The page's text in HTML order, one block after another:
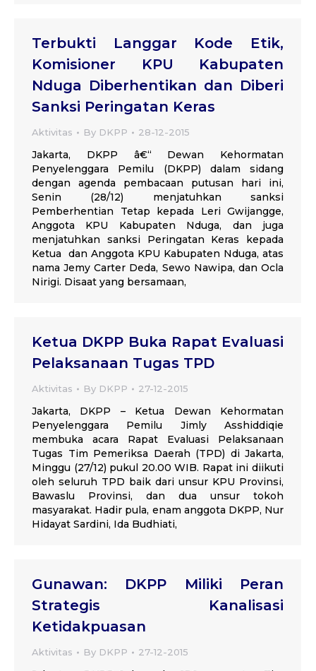
Terbukti Langgar Kode Etik,
Komisioner KPU Kabupaten
Nduga Diberhentikan dan Diberi
Sanksi Peringatan Keras
Aktivitas By DKPP 28-12-2015
Jakarta, DKPP â€“ Dewan Kehormatan
Penyelenggara Pemilu (DKPP) dalam sidang
dengan agenda pembacaan putusan hari ini,
Senin (28/12) menjatuhkan sanksi
Pemberhentian Tetap kepada Leri Gwijangge,
Anggota KPU Kabupaten Nduga, dan juga
menjatuhkan sanksi Peringatan Keras kepada
Ketua dan Anggota KPU Kabupaten Nduga, atas
nama Jemy Carter Deda, Sewo Nawipa, dan Ocla
Nirigi. Disaat yang bersamaan,
Ketua DKPP Buka Rapat Evaluasi
Pelaksanaan Tugas TPD
Aktivitas By DKPP 27-12-2015
Jakarta, DKPP – Ketua Dewan Kehormatan
Penyelenggara Pemilu Jimly Asshiddiqie
membuka acara Rapat Evaluasi Pelaksanaan
Tugas Tim Pemeriksa Daerah (TPD) di Jakarta,
Minggu (27/12) pukul 20.00 WIB. Rapat ini diikuti
oleh seluruh TPD baik dari unsur KPU Provinsi,
Bawaslu Provinsi, dan dua unsur tokoh
masyarakat. Hadir pula, enam anggota DKPP, Nur
Hidayat Sardini, Ida Budhiati,
Gunawan: DKPP Miliki Peran
Strategis Kanalisasi
Ketidakpuasan
Aktivitas By DKPP 27-12-2015